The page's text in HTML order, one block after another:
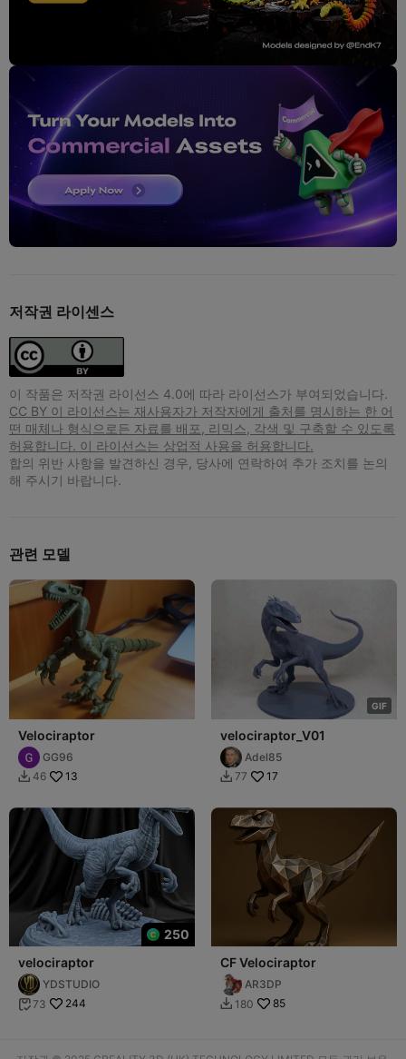
저작권 라이센스
이 작품은 저작권 라이선스 4.0에 따라 라이선스가 부여되었습니다.
CC BY 이 라이선스는 재사용자가 저작자에게 출처를 명시하는 한 어
떤 매체나 형식으로든 자료를 배포, 리믹스, 각색 및 구축할 수 있도록
허용합니다. 이 라이선스는 상업적 사용을 허용합니다.
합의 위반 사항을 발견하신 경우, 당사에 연락하여 추가 조치를 논의
해 주시기 바랍니다.
관련 모델
Velociraptor
GG96
 46 13
GIF
velociraptor_V01
Adel85
 77 17
250
velociraptor
YDSTUDIO
 73 244
CF Velociraptor
AR3DP
 180 85